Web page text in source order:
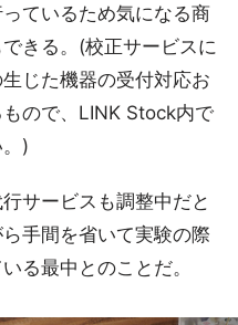
ているため気になる商
きる。(校正サービスに
じた機器の受付対応お
ので、LINK Stock内で
)
サービスも調整中だと
手間を省いて実験の際
る最中とのことだ。